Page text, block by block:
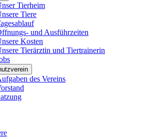
Tierheim
Tiere
und Ausführzeiten
Kosten
Tierärztin und Tiertrainerin
des Vereins